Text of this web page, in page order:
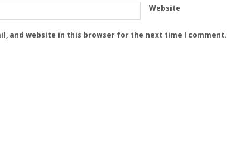
Website
and website in this browser for the next time I comment.